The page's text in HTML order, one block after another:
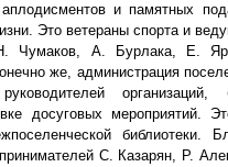
и памятных
Это ветераны спорта и
Чумаков, А. Бурлака, Е.
же, администрация
организаций,
досуговых мероприятий.
библиотеки.
С. Казарян, Р.